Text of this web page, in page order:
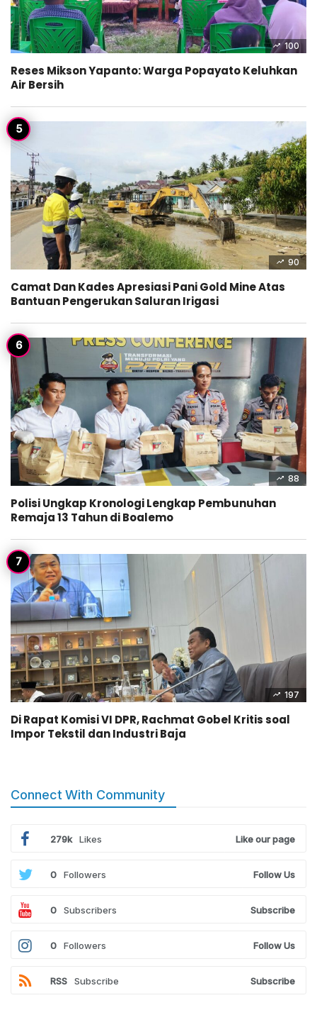
100
Reses Mikson Yapanto: Warga Popayato Keluhkan
Air Bersih
90
Camat Dan Kades Apresiasi Pani Gold Mine Atas
Bantuan Pengerukan Saluran Irigasi
88
Polisi Ungkap Kronologi Lengkap Pembunuhan
Remaja 13 Tahun di Boalemo
197
Di Rapat Komisi VI DPR, Rachmat Gobel Kritis soal
Impor Tekstil dan Industri Baja
Connect With Community
279k Likes Like our page
0 Followers Follow Us
0 Subscribers Subscribe
0 Followers Follow Us
RSS Subscribe Subscribe